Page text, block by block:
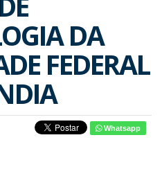
DA
FEDERAL
Whatsapp